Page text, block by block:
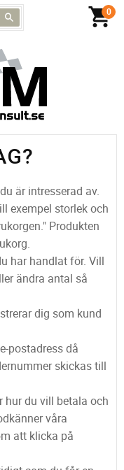
är intresserad av.
exempel storlek och
Produkten
har handlat för. Vill
ändra antal så
dig som kund
postadress då
skickas till
hur du vill betala och
våra
att klicka på